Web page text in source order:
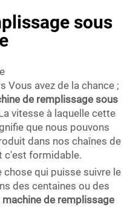
sous
Vous avez de la chance ;
de remplissage sous
vitesse à laquelle cette
que nous pouvons
dans nos chaînes de
c'est formidable.
chose qui puisse suivre le
des centaines ou des
machine de remplissage